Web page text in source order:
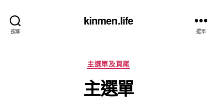
搜尋
kinmen.life
選單
分
類
主選單及頁尾
主選單